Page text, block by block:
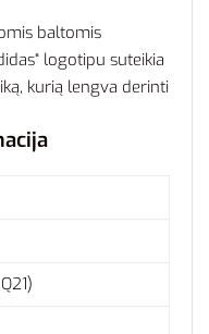
baltomis
logotipu suteikia
kurią lengva derinti